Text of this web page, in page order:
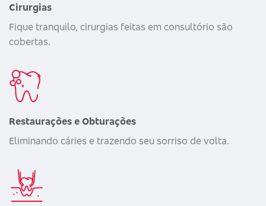
Cirurgias
Fique tranquilo, cirurgias feitas em consultório são
cobertas.
Restaurações e Obturações
Eliminando cáries e trazendo seu sorriso de volta.